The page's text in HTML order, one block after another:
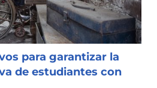
para garantizar la
de estudiantes con